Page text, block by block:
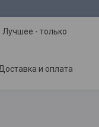
- только
и оплата